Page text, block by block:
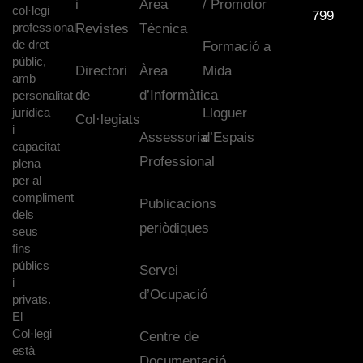
col·legi
professional
de dret
públic,
amb
personalitat
jurídica
i
capacitat
plena
per al
compliment
dels
seus
fins
públics
i
privats.
El
Col·legi
està
i
Revistes
Directori
de
Col·legiats
Àrea
Tècnica
Àrea
d’Informàtica
Assessoria
Professional
Publicacions
periòdiques
Servei
d’Ocupació
Centre de
/ Promotor
Formació a
Mida
Lloguer
d’Espais
799